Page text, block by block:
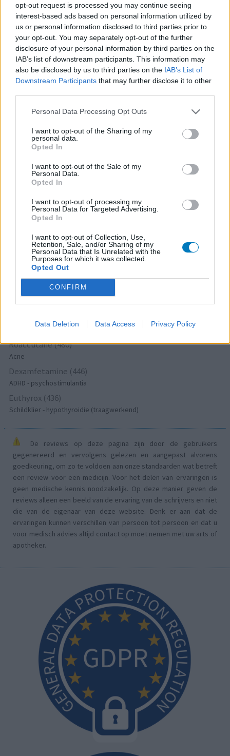
opt-out request is processed you may continue seeing
interest-based ads based on personal information utilized by
us or personal information disclosed to third parties prior to
your opt-out. You may separately opt-out of the further
disclosure of your personal information by third parties on the
IAB’s list of downstream participants. This information may
also be disclosed by us to third parties on the IAB’s List of
Downstream Participants that may further disclose it to other
Personal Data Processing Opt Outs
I want to opt-out of the Sharing of my
personal data.
Opted In
I want to opt-out of the Sale of my
Personal Data.
Opted In
I want to opt-out of processing my
Personal Data for Targeted Advertising.
Opted In
I want to opt-out of Collection, Use,
Retention, Sale, and/or Sharing of my
Personal Data that Is Unrelated with the
Purposes for which it was collected.
Opted Out
CONFIRM
Data Deletion Data Access Privacy Policy
Depressie - antidepressiva TCA
Efexor (665)
Depressie - antidepressiva overig
Ethinylestradiol / Levonorgestrel (656)
Anticonceptie - eenfase
Seroquel (647)
Depressie - antidepressiva SSRI
Amoxicilline (646)
Antibiotica - penicillines breedspectrum
Verslavingsziekten
Metformine (620)
Implanon (hormoonimplantaat) (584)
Anticonceptie - overig
Lexapro (509)
Depressie - antidepressiva SSRI
Concerta (503)
Amlodipine (493)
Bloeddruk - calciumantagonisten
Amoxicilline / Clavulaanzuur (486)
Antibiotica - penicillines breedspectrum
Roaccutane (480)
Acne
Dexamfetamine (446)
ADHD - psychostimulantia
Euthyrox (436)
Schildklier - hypothyroidie (traagwerkend)
De reviews op deze pagina zijn door de gebruikers
gegenereerd en vervolgens gelezen en aangepast alvorens
goedkeuring, om zo te voldoen aan onze standaarden wat betreft
een review voor een medicijn. Voor het delen van ervaringen is
geen medische kennis noodzakelijk. Op deze manier geven de
reviews alleen een beeld van de ervaring van de schrijvers en niet
die van de eigenaar van deze website. Denk er aan dat de
ervaringen kunnen verschillen van persoon tot persoon en dat u
voor medisch advies altijd contact op moet nemen met uw arts of
apotheker.